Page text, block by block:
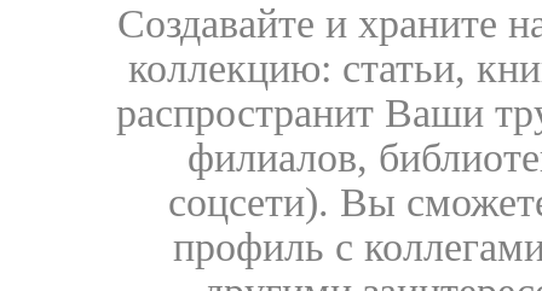
Создавайте и храните
коллекцию: статьи,
распространит Ваши
филиалов,
соцсети). Вы
профиль с